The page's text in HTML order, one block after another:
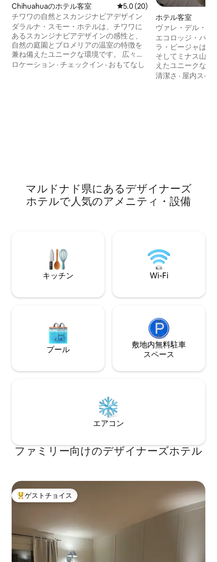
Chihuahuaのホテル客室 レビュー20件、5つ星中5.0つ
5.0 (20)
チワワの自然とスカンジナビアデザイン
ダラルナ・スモー・ホテルは、チワワに
あるスカンジナビアデザインの感性と、
自然の庭園とブロメリアの温室の特徴を
兼ね備えたユニークな環境です。 広々と
した空間と洗練された造園が、お客様の
ロケーション · チェックイン · おもてなし
ホテル客室
ヴァレ・デル・イ
ーチのプライベー
エコロッジ・バジ
ラ・ビージャは、
そしてミナス山脈
えたユニークな場
ムと自然を望むテ
清潔さ · 屋内スペ
マルドナド県にあるデ⁠ザ⁠イ⁠ナ⁠ー⁠ズ
ホ⁠テ⁠ル⁠で人⁠気⁠のア⁠メ⁠ニ⁠テ⁠ィ⁠・設⁠備
キッチン Wi-Fi
プール
敷地内無料駐⁠車
ス⁠ペ⁠ー⁠ス
エアコン
ファミリー向⁠け⁠のデ⁠ザ⁠イ⁠ナ⁠ー⁠ズホ⁠テ⁠ル
大好評のゲストチョイスです。
ゲストチョイス